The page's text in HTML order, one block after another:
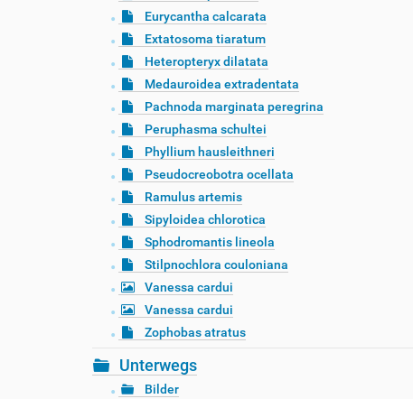
Eurycantha calcarata
Extatosoma tiaratum
Heteropteryx dilatata
Medauroidea extradentata
Pachnoda marginata peregrina
Peruphasma schultei
Phyllium hausleithneri
Pseudocreobotra ocellata
Ramulus artemis
Sipyloidea chlorotica
Sphodromantis lineola
Stilpnochlora couloniana
Vanessa cardui
Vanessa cardui
Zophobas atratus
Unterwegs
Bilder